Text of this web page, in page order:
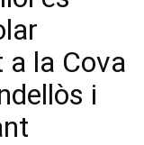
a la Cova
i